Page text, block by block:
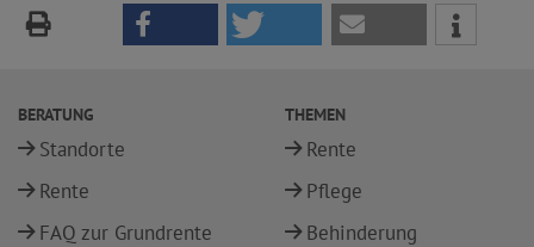
BERATUNG
Standorte
Rente
FAQ zur Grundrente
THEMEN
Rente
Pflege
Behinderung